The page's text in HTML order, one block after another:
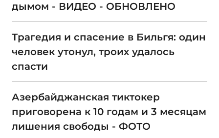
дымом - ВИДЕО - ОБНОВЛЕНО
Трагедия и спасение в Бильгя: один
человек утонул, троих удалось
спасти
Азербайджанская тиктокер
приговорена к 10 годам и 3 месяцам
лишения свободы - ФОТО